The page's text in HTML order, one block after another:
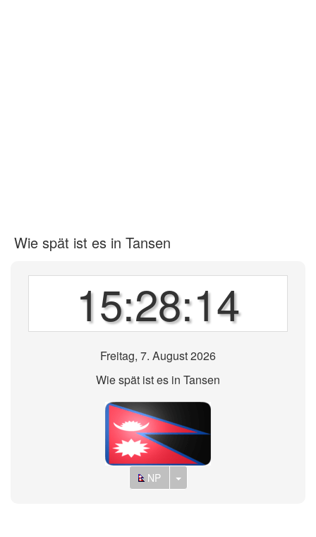
Wie spät ist es in Tansen
15:28:14
Freitag, 7. August 2026
Wie spät ist es in Tansen
NP Toggle Dropdown